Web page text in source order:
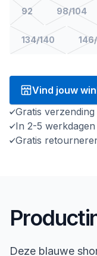
92 98/104
134/140
Vind jouw
Gratis
In 2-5
Gratis
Deze blauwe